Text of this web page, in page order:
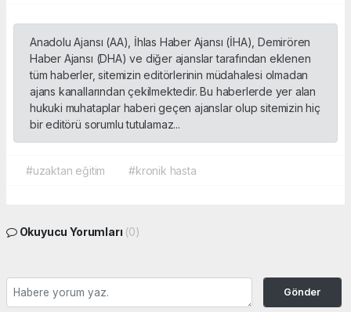
Anadolu Ajansı (AA), İhlas Haber Ajansı (İHA), Demirören
Haber Ajansı (DHA) ve diğer ajanslar tarafından eklenen
tüm haberler, sitemizin editörlerinin müdahalesi olmadan
ajans kanallarından çekilmektedir. Bu haberlerde yer alan
hukuki muhataplar haberi geçen ajanslar olup sitemizin hiç
bir editörü sorumlu tutulamaz...
#uzaktan eğitim #kronik hasta
Okuyucu Yorumları (0)
Gönder